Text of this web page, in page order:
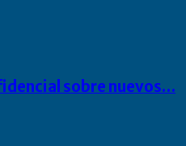
sobre nuevos…